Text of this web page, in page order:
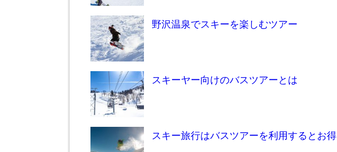
野沢温泉でスキーを楽しむツアー
スキーヤー向けのバスツアーとは
スキー旅行はバスツアーを利用するとお得